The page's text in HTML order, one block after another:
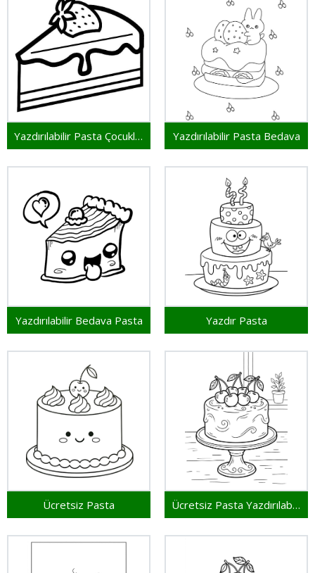
Yazdırılabilir Pasta Çocuklar İçin Yazdırılabilir Pasta Bedava
Yazdırılabilir Bedava Pasta Yazdır Pasta
Ücretsiz Pasta Ücretsiz Pasta Yazdırılabilir